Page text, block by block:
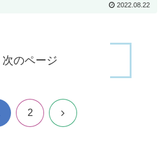
2022.08.22
次のページ
2 次